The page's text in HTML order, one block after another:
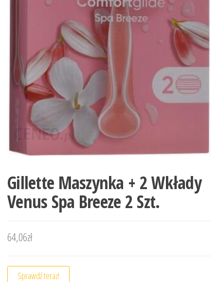
Gillette Maszynka + 2 Wkłady
Venus Spa Breeze 2 Szt.
64,06zł
Sprawdź teraz!